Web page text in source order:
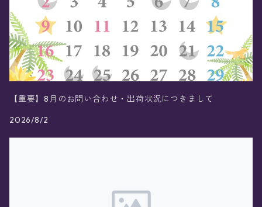
【重要】8月のお問い合わせ・出荷状況につきまして
2026/8/2